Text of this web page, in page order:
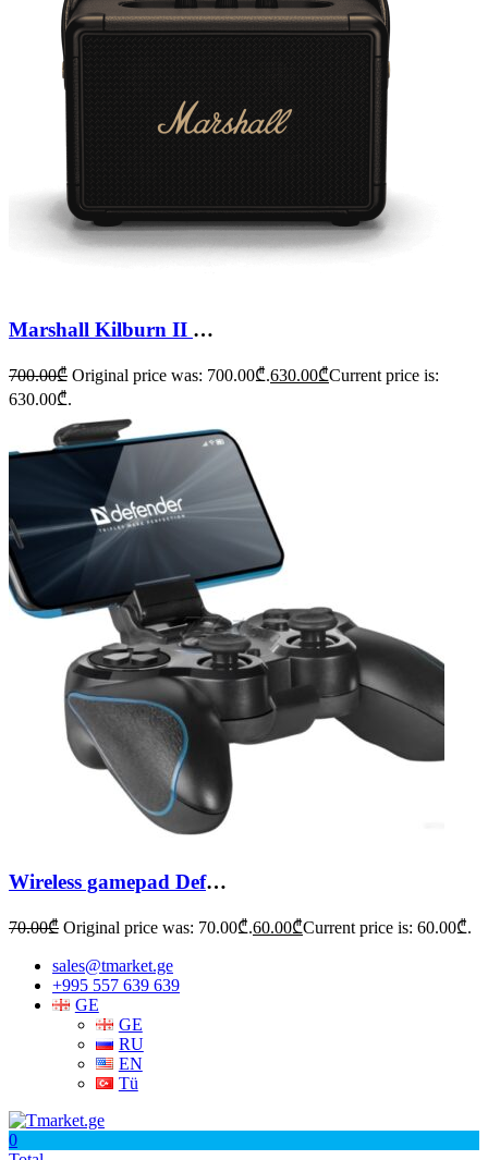
Marshall Kilburn II Bluetooth Speaker
700.00₾ Original price was: 700.00₾.630.00₾Current price is:
630.00₾.
Wireless gamepad Defender Blast
70.00₾ Original price was: 70.00₾.60.00₾Current price is: 60.00₾.
sales@tmarket.ge
+995 557 639 639
GE
GE
RU
EN
Tü
0